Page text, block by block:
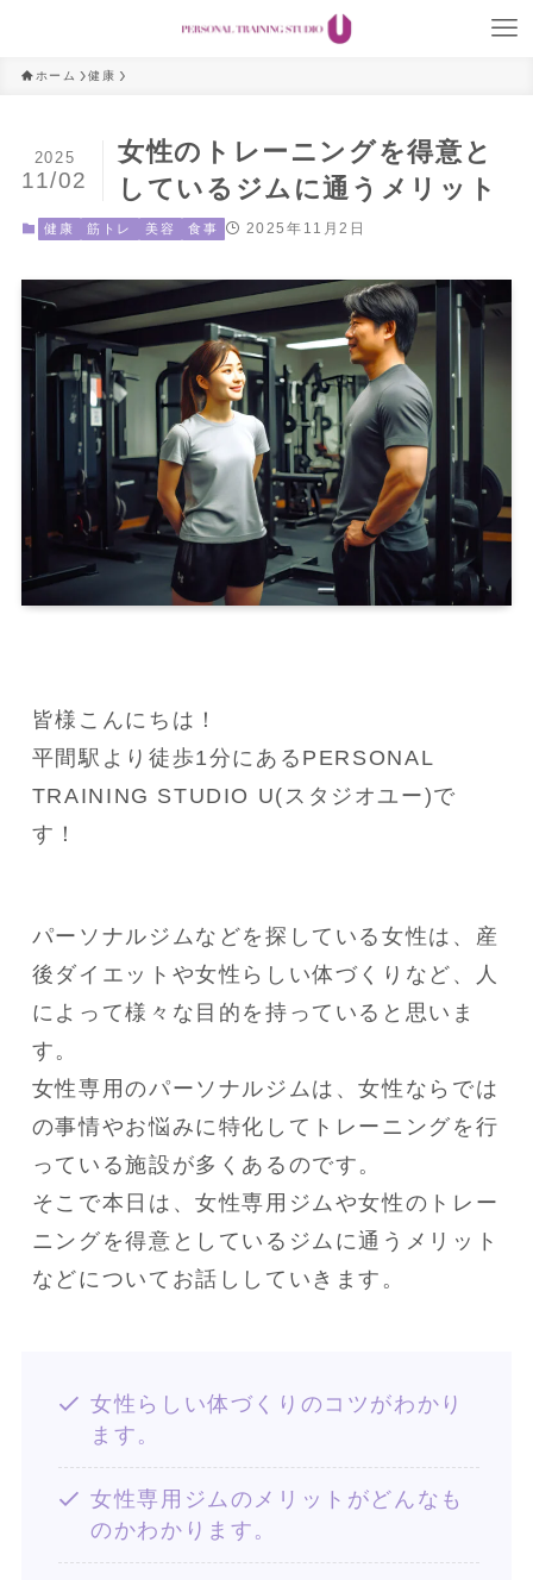
ホーム 健康
女性のトレーニングを得意と
しているジムに通うメリット
2025
11/02
健康 筋トレ 美容 食事 2025年11月2日
皆様こんにちは！
平間駅より徒歩1分にあるPERSONAL
TRAINING STUDIO U(スタジオユー)で
す！
パーソナルジムなどを探している女性は、産
後ダイエットや女性らしい体づくりなど、人
によって様々な目的を持っていると思いま
す。
女性専用のパーソナルジムは、女性ならでは
の事情やお悩みに特化してトレーニングを行
っている施設が多くあるのです。
そこで本日は、女性専用ジムや女性のトレー
ニングを得意としているジムに通うメリット
などについてお話ししていきます。
女性らしい体づくりのコツがわかり
ます。
女性専用ジムのメリットがどんなも
のかわかります。